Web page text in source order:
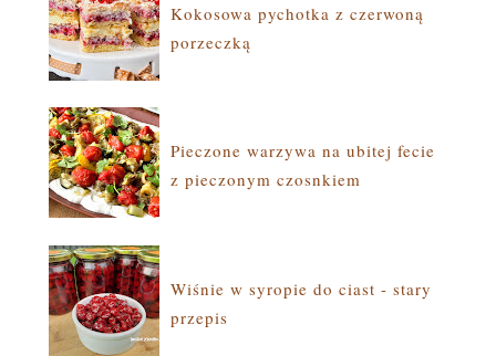
Kokosowa pychotka z czerwoną
porzeczką
Pieczone warzywa na ubitej fecie
z pieczonym czosnkiem
Wiśnie w syropie do ciast - stary
przepis